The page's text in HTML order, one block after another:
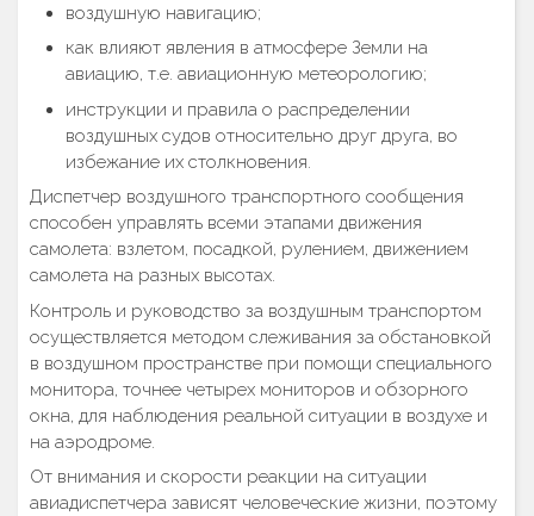
воздушную навигацию;
как влияют явления в атмосфере Земли на
авиацию, т.е. авиационную метеорологию;
инструкции и правила о распределении
воздушных судов относительно друг друга, во
избежание их столкновения.
Диспетчер воздушного транспортного сообщения
способен управлять всеми этапами движения
самолета: взлетом, посадкой, рулением, движением
самолета на разных высотах.
Контроль и руководство за воздушным транспортом
осуществляется методом слеживания за обстановкой
в воздушном пространстве при помощи специального
монитора, точнее четырех мониторов и обзорного
окна, для наблюдения реальной ситуации в воздухе и
на аэродроме.
От внимания и скорости реакции на ситуации
авиадиспетчера зависят человеческие жизни, поэтому